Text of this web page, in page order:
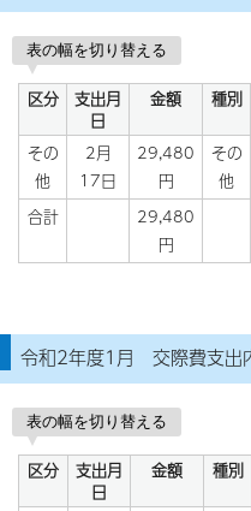
表の幅を切り替える
区分
支出月
日
金額 種別
その
他
2月
17日
29,480
円
その
他
合計
29,480
円
令和2年度1月 交際費支出
表の幅を切り替える
区分
支出月
日
金額 種別